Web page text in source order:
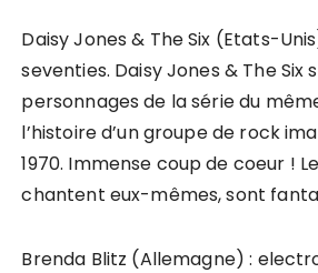
Daisy Jones & The Six (Etats-
seventies. Daisy Jones & The Six
personnages de la série du
l’histoire d’un groupe de rock
1970. Immense coup de coeur !
chantent eux-mêmes, sont
Brenda Blitz (Allemagne) :